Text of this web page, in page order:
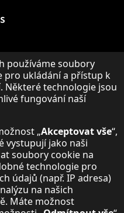
údajů
používáme soubory
pro ukládání a přístup k
Některé technologie jsou
fungování naší
„Akceptovat vše“,
vystupují jako naši
soubory cookie na
technologie pro
údajů (např. IP adresa)
na našich
Máte možnost